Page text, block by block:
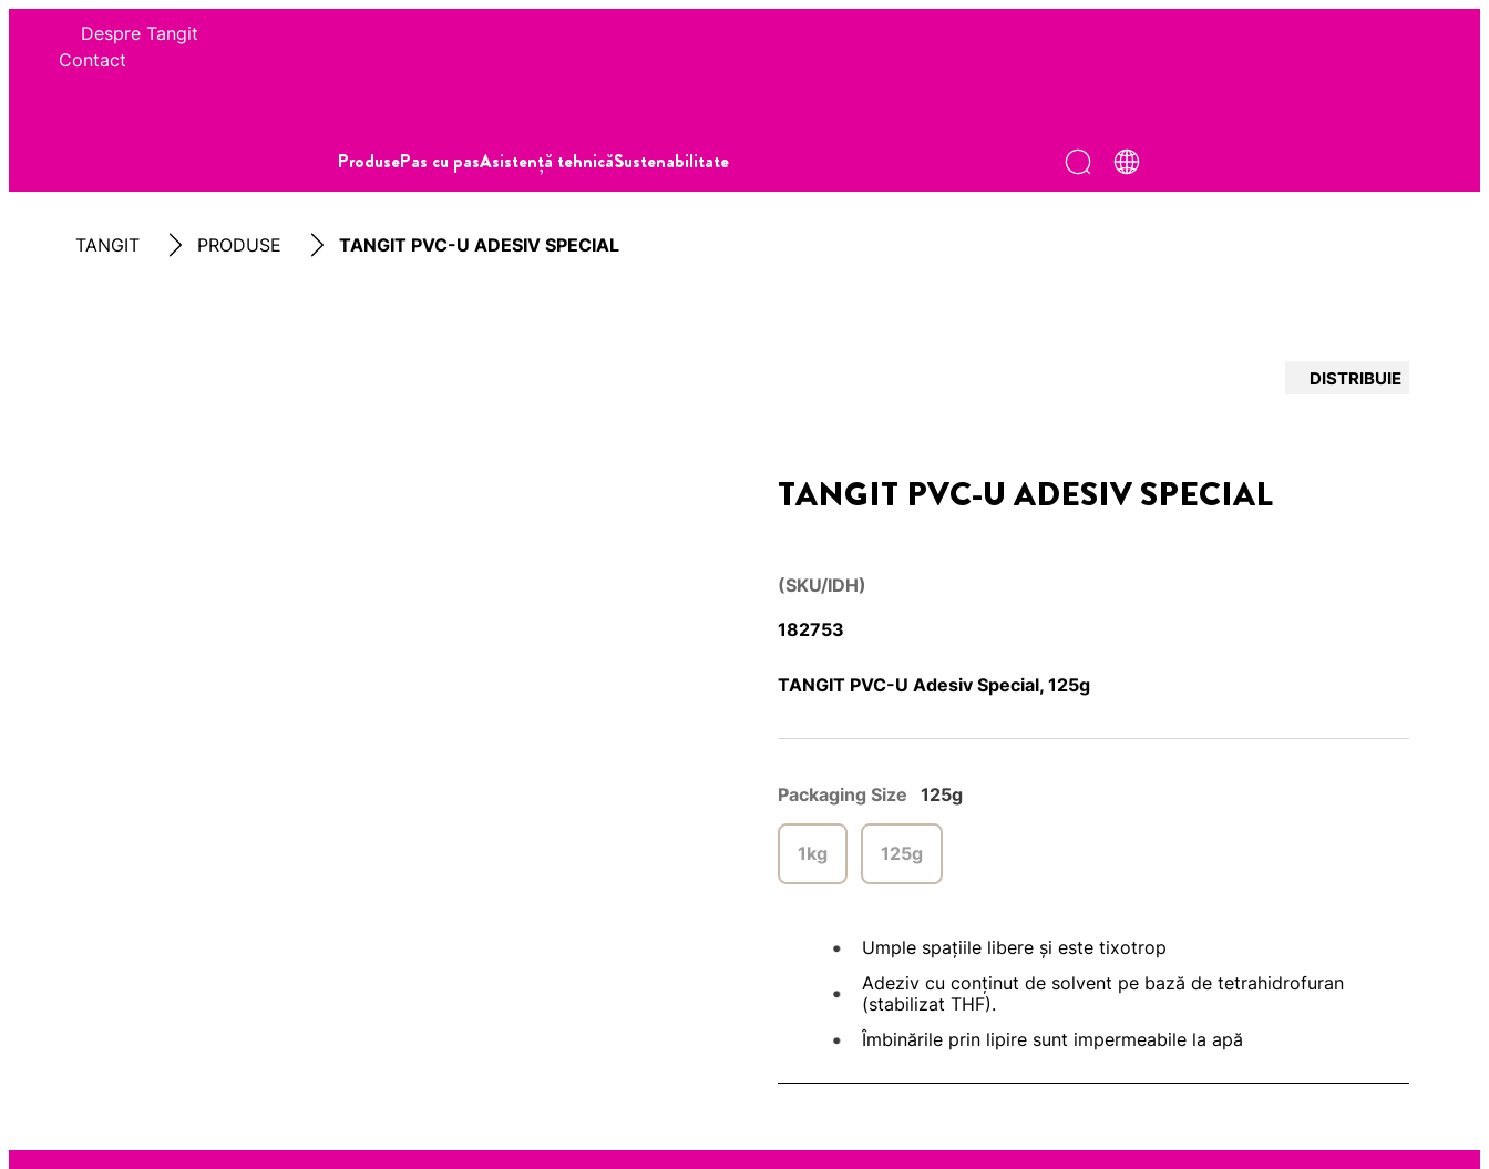
Despre Tangit
Contact
ProdusePas cu pasAsistență tehnicăSustenabilitate
TANGIT PRODUSE TANGIT PVC-U ADESIV SPECIAL
DISTRIBUIE
TANGIT PVC-U ADESIV SPECIAL
(SKU/IDH)
182753
TANGIT PVC-U Adesiv Special, 125g
Packaging Size 125g
1kg 125g
Umple spațiile libere și este tixotrop
Adeziv cu conținut de solvent pe bază de tetrahidrofuran
(stabilizat THF).
Îmbinările prin lipire sunt impermeabile la apă